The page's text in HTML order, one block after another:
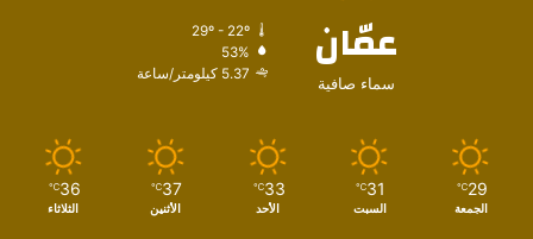
عمّان
سماء صافية
29º - 22º
53%
5.37 كيلومتر/ساعة
29
℃
الجمعة
31
℃
السبت
33
℃
الأحد
37
℃
الأثنين
36
℃
الثلاثاء